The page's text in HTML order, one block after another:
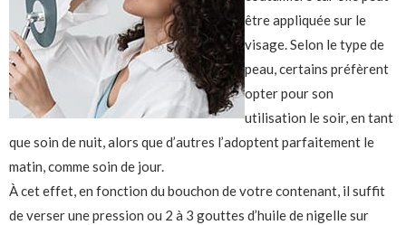
être appliquée sur le
visage. Selon le type de
peau, certains préfèrent
opter pour son
utilisation le soir, en tant
que soin de nuit, alors que d’autres l’adoptent parfaitement le
matin, comme soin de jour.
À cet effet, en fonction du bouchon de votre contenant, il suffit
de verser une pression ou 2 à 3 gouttes d’huile de nigelle sur